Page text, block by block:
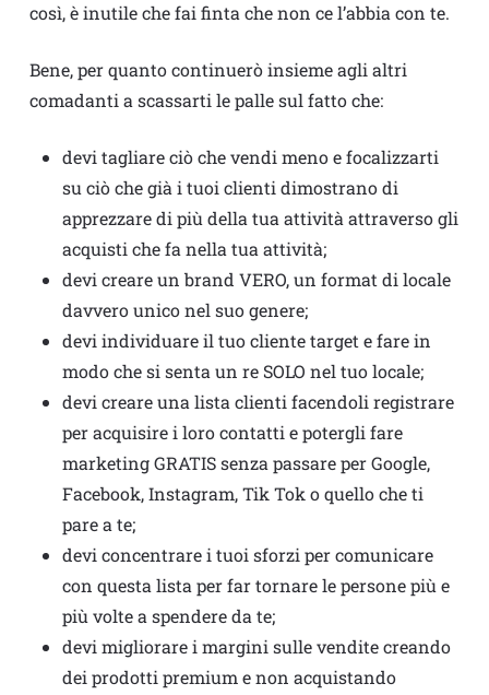
così, è inutile che fai finta che non ce l’abbia con te.
Bene, per quanto continuerò insieme agli altri
comadanti a scassarti le palle sul fatto che:
devi tagliare ciò che vendi meno e focalizzarti
su ciò che già i tuoi clienti dimostrano di
apprezzare di più della tua attività attraverso gli
acquisti che fa nella tua attività;
devi creare un brand VERO, un format di locale
davvero unico nel suo genere;
devi individuare il tuo cliente target e fare in
modo che si senta un re SOLO nel tuo locale;
devi creare una lista clienti facendoli registrare
per acquisire i loro contatti e potergli fare
marketing GRATIS senza passare per Google,
Facebook, Instagram, Tik Tok o quello che ti
pare a te;
devi concentrare i tuoi sforzi per comunicare
con questa lista per far tornare le persone più e
più volte a spendere da te;
devi migliorare i margini sulle vendite creando
dei prodotti premium e non acquistando